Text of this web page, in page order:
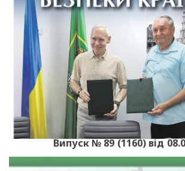
Випуск № 89 (1160) від